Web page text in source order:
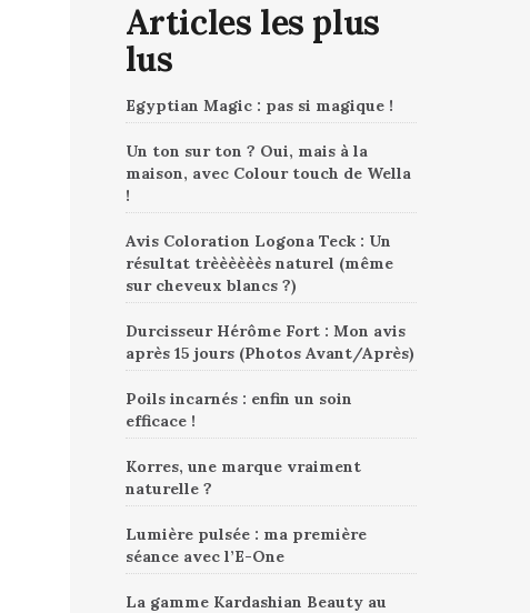
Articles les plus
lus
Egyptian Magic : pas si magique !
Un ton sur ton ? Oui, mais à la
maison, avec Colour touch de Wella
!
Avis Coloration Logona Teck : Un
résultat trèèèèèès naturel (même
sur cheveux blancs ?)
Durcisseur Hérôme Fort : Mon avis
après 15 jours (Photos Avant/Après)
Poils incarnés : enfin un soin
efficace !
Korres, une marque vraiment
naturelle ?
Lumière pulsée : ma première
séance avec l’E-One
La gamme Kardashian Beauty au